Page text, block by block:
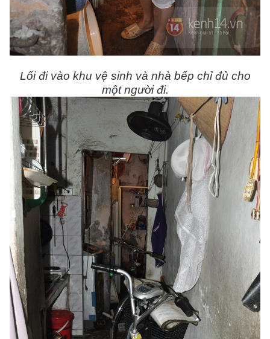
Lối đi vào khu vệ sinh và nhà bếp chỉ đủ cho
một người đi.